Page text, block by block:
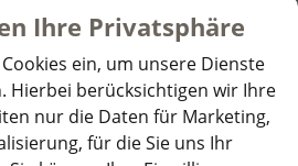
Ihre Privatsphäre
ein, um unsere Dienste
Hierbei berücksichtigen wir Ihre
nur die Daten für Marketing,
für die Sie uns Ihr